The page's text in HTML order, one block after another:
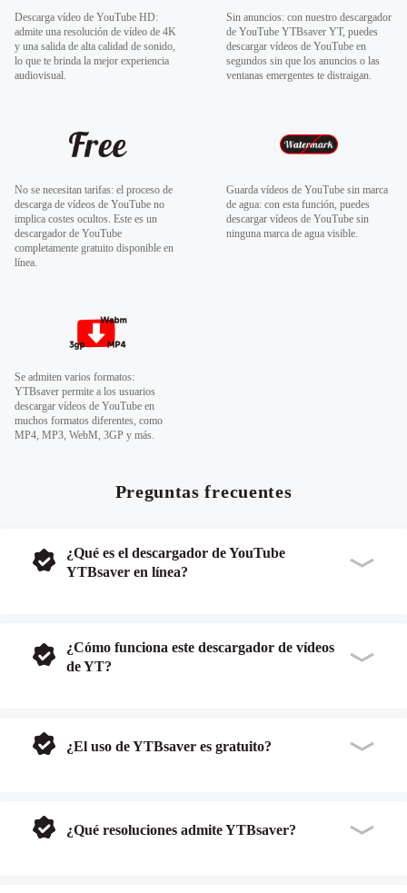
Descarga vídeo de YouTube HD:
admite una resolución de vídeo de 4K
y una salida de alta calidad de sonido,
lo que te brinda la mejor experiencia
audiovisual.
Sin anuncios: con nuestro descargador
de YouTube YTBsaver YT, puedes
descargar vídeos de YouTube en
segundos sin que los anuncios o las
ventanas emergentes te distraigan.
No se necesitan tarifas: el proceso de
descarga de vídeos de YouTube no
implica costes ocultos. Este es un
descargador de YouTube
completamente gratuito disponible en
línea.
Guarda vídeos de YouTube sin marca
de agua: con esta función, puedes
descargar vídeos de YouTube sin
ninguna marca de agua visible.
Se admiten varios formatos:
YTBsaver permite a los usuarios
descargar vídeos de YouTube en
muchos formatos diferentes, como
MP4, MP3, WebM, 3GP y más.
Preguntas frecuentes
¿Qué es el descargador de YouTube
YTBsaver en línea?
¿Cómo funciona este descargador de vídeos
de YT?
¿El uso de YTBsaver es gratuito?
¿Qué resoluciones admite YTBsaver?